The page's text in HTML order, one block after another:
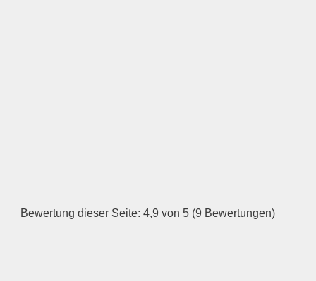
—
Bewertung dieser Seite: 4,9 von 5 (9 Bewertungen)